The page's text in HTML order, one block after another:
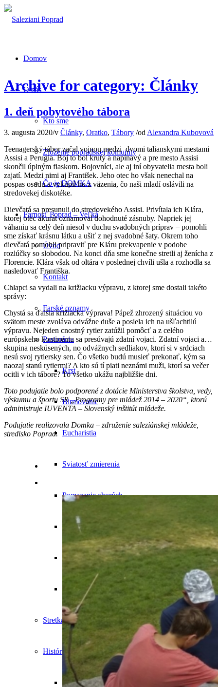
Domov
O nás
Kto sme
Zloženie popradskej komunity
Čo je DOMKA
Farnosť Poprad – Veľká
Úvod
Kontakt
Farské oznamy
Pastorácia
Krst
Birmovanie
Eucharistia
Sviatosť zmierenia
Pomazanie chorých
Manželstvo
Kňazstvo
Pohreb
Stretká
História
Dávna minulosť
Archive for category: Články
1. deň pobytového tábora
3. augusta 2020/v Články, Oratko, Tábory /od Alexandra Kubovová
Teenagerský tábor začal vojnou medzi dvomi talianskymi mestami
Assisi a Perugia. Boj to bol krutý a napínavý a pre mesto Assisi
skončil úplným fiaskom. Bojovníci, ale aj iní obyvatelia mesta boli
zajatí. Medzi nimi aj František. Jeho otec ho však nenechal na
pospas osudu a vykúpil ho z väzenia, čo naši mladí oslávili na
stredovekej diskotéke.
Dievčatá sa presunuli do stredovekého Assisi. Privítala ich Klára,
ktorej otec akurát oznamoval dohodnuté zásnuby. Napriek jej
váhaniu sa celý deň niesol v duchu svadobných príprav – pomohli
sme získať krásnu látku a ušiť z nej svadobné šaty. Okrem toho
dievčatá pomohli pripraviť pre Kláru prekvapenie v podobe
rozlúčky so slobodou. Na konci dňa sme konečne stretli aj ženícha z
Florencie. Klára však od oltára v poslednej chvíli ušla a rozhodla sa
nasledovať Františka.
Chlapci sa vydali na križiacku výpravu, z ktorej sme dostali takéto
správy:
Chystá sa ďalšia križiacka výprava! Pápež zhrozený situáciou vo
svätom meste zvoláva odvážne duše a posiela ich na ušľachtilú
výpravu. Nejeden cnostný rytier zatúžil pomôcť a z celého
európskeho kontinentu sa presúvajú zdatní vojaci. Zdatní vojaci a…
skupina neskúsených, no odvážnych sedliakov, ktorí si v srdciach
nesú svoj rytiersky sen. Čo všetko budú musieť prekonať, kým sa
naozaj stanú rytiermi? A kto sú tí piati neznámi muži, ktorí sa večer
ocitli v ich tábore? To všetko ukážu najbližšie dni.
Toto podujatie bolo podporené z dotácie Ministerstva školstva, vedy,
výskumu a športu SR „Programy pre mládež 2014 – 2020“, ktorú
administruje IUVENTA – Slovenský inštitút mládeže.
Podujatie realizovala Domka – združenie saleziánskej mládeže,
stredisko Poprad.